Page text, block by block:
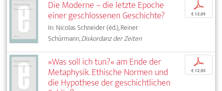
Die Moderne – die letzte Epoche
einer geschlossenen Geschichte?
In: Nicolas Schneider (éd.), Reiner
Schürmann,Diskordanz der Zeiten
p
€ 12,95
»Was soll ich tun?« am Ende der
Metaphysik. Ethische Normen und
die Hypothese der geschichtlichen
p
€ 12,95